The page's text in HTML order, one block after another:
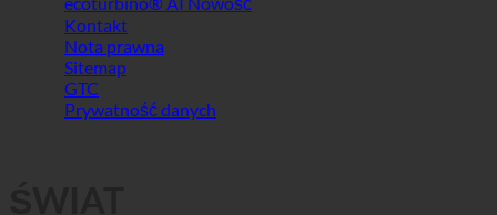
ecoturbino® AI
Kontakt
Nota prawna
Sitemap
GTC
Prywatność danych